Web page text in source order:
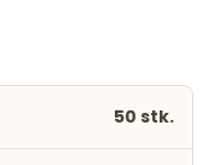
50 stk.